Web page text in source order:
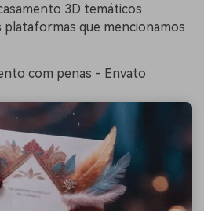
3D temáticos
plataformas que mencionamos
com penas - Envato